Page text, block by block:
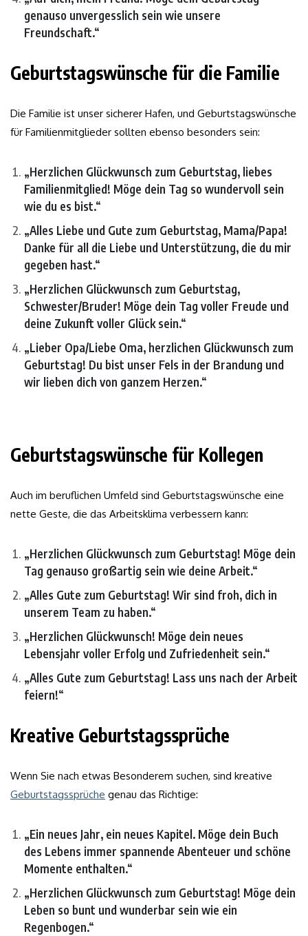
genauso unvergesslich sein wie unsere
Freundschaft.“
Geburtstagswünsche für die Familie
Die Familie ist unser sicherer Hafen, und Geburtstagswünsche
für Familienmitglieder sollten ebenso besonders sein:
„Herzlichen Glückwunsch zum Geburtstag, liebes
Familienmitglied! Möge dein Tag so wundervoll sein
wie du es bist.“
„Alles Liebe und Gute zum Geburtstag, Mama/Papa!
Danke für all die Liebe und Unterstützung, die du mir
gegeben hast.“
„Herzlichen Glückwunsch zum Geburtstag,
Schwester/Bruder! Möge dein Tag voller Freude und
deine Zukunft voller Glück sein.“
„Lieber Opa/Liebe Oma, herzlichen Glückwunsch zum
Geburtstag! Du bist unser Fels in der Brandung und
wir lieben dich von ganzem Herzen.“
Geburtstagswünsche für Kollegen
Auch im beruflichen Umfeld sind Geburtstagswünsche eine
nette Geste, die das Arbeitsklima verbessern kann:
„Herzlichen Glückwunsch zum Geburtstag! Möge dein
Tag genauso großartig sein wie deine Arbeit.“
„Alles Gute zum Geburtstag! Wir sind froh, dich in
unserem Team zu haben.“
„Herzlichen Glückwunsch! Möge dein neues
Lebensjahr voller Erfolg und Zufriedenheit sein.“
„Alles Gute zum Geburtstag! Lass uns nach der Arbeit
feiern!“
Kreative Geburtstagssprüche
Wenn Sie nach etwas Besonderem suchen, sind kreative
Geburtstagssprüche genau das Richtige:
„Ein neues Jahr, ein neues Kapitel. Möge dein Buch
des Lebens immer spannende Abenteuer und schöne
Momente enthalten.“
„Herzlichen Glückwunsch zum Geburtstag! Möge dein
Leben so bunt und wunderbar sein wie ein
Regenbogen.“